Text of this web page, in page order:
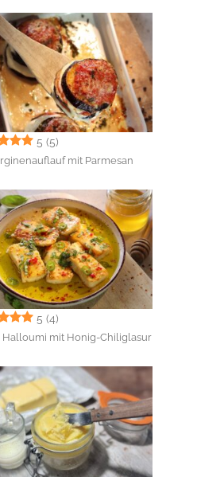
5 (5)
mit Parmesan
5 (4)
Halloumi mit Honig-Chiliglasur